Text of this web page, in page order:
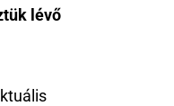
lévő